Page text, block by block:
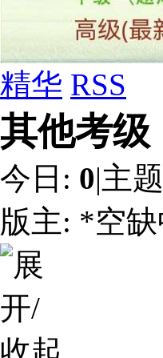
精华 RSS
其他考级
今日: 0|主
版主: *空